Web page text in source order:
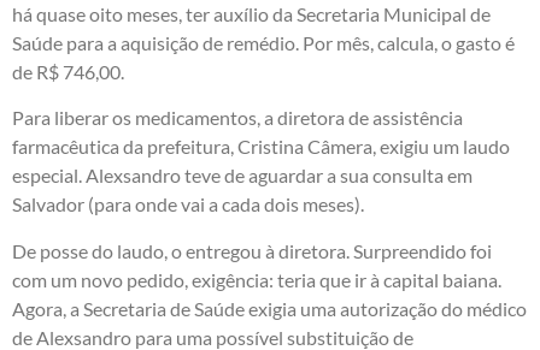
há quase oito meses, ter auxílio da Secretaria Municipal de
Saúde para a aquisição de remédio. Por mês, calcula, o gasto é
de R$ 746,00.
Para liberar os medicamentos, a diretora de assistência
farmacêutica da prefeitura, Cristina Câmera, exigiu um laudo
especial. Alexsandro teve de aguardar a sua consulta em
Salvador (para onde vai a cada dois meses).
De posse do laudo, o entregou à diretora. Surpreendido foi
com um novo pedido, exigência: teria que ir à capital baiana.
Agora, a Secretaria de Saúde exigia uma autorização do médico
de Alexsandro para uma possível substituição de